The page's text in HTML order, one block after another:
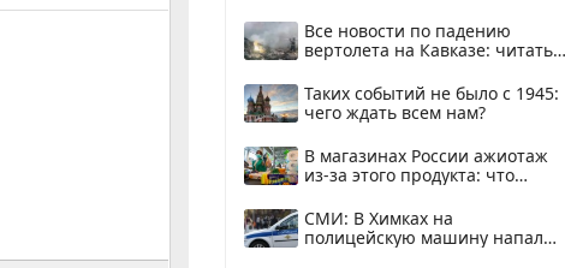
Все новости по падению
вертолета на Кавказе: читать
Таких событий не было с 1945:
чего ждать всем нам?
В магазинах России ажиотаж
из-за этого продукта: что
СМИ: В Химках на
полицейскую машину напали